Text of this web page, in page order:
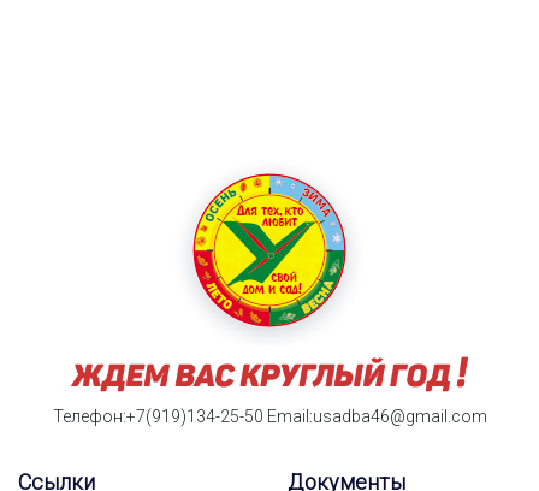
Телефон:+7(919)134-25-50 Email:usadba46@gmail.com
Ссылки Документы